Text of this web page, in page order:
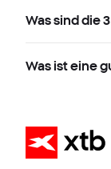
Was sind die
Was ist eine